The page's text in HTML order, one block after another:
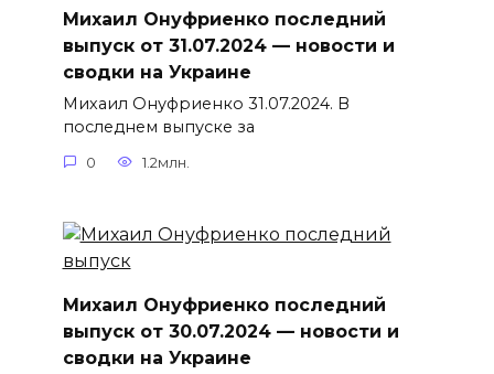
Михаил Онуфриенко последний
выпуск от 31.07.2024 — новости и
сводки на Украине
Михаил Онуфриенко 31.07.2024. В
последнем выпуске за
0 1.2млн.
Михаил Онуфриенко последний
выпуск от 30.07.2024 — новости и
сводки на Украине